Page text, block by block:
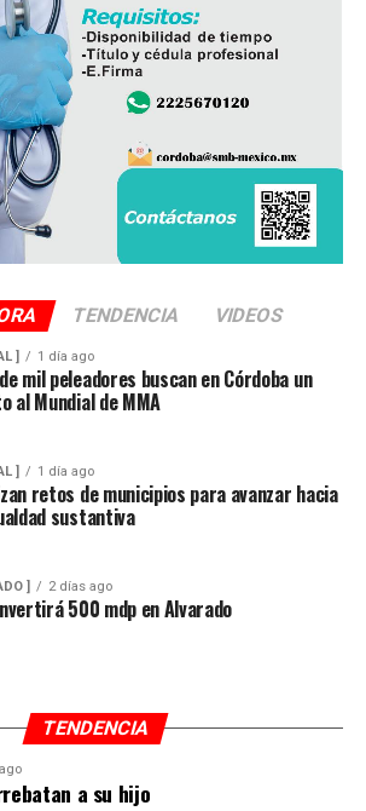
TENDENCIA VIDEOS
] 1 día ago
mil peleadores buscan en Córdoba un
al Mundial de MMA
] 1 día ago
retos de municipios para avanzar hacia
sustantiva
] 2 días ago
500 mdp en Alvarado
TENDENCIA
a su hijo